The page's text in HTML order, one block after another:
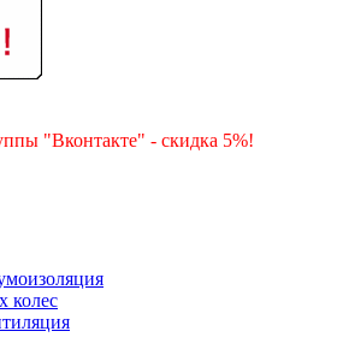
"Вконтакте" - скидка 5%!
колес